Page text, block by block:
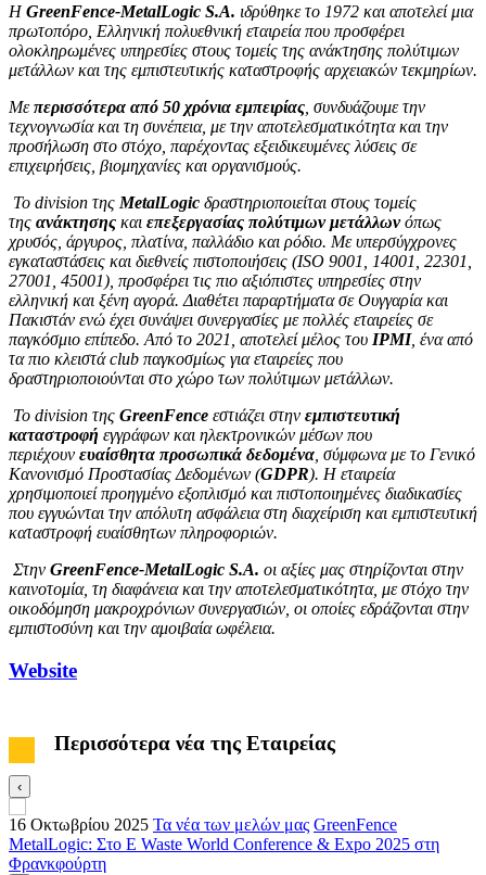
ΗGreenFence-MetalLogic S.A. ιδρύθηκε το 1972 και αποτελεί μια
πρωτοπόρο, Ελληνική πολυεθνική εταιρεία που προσφέρει
ολοκληρωμένες υπηρεσίες στους τομείς της ανάκτησης πολύτιμων
μετάλλων και της εμπιστευτικής καταστροφής αρχειακών τεκμηρίων.
Μεπερισσότερα από 50 χρόνια εμπειρίας , συνδυάζουμε την
τεχνογνωσία και τη συνέπεια, με την αποτελεσματικότητα και την
προσήλωση στο στόχο, παρέχοντας εξειδικευμένες λύσεις σε
επιχειρήσεις, βιομηχανίες και οργανισμούς.
Το division της MetalLogic δραστηριοποιείται στους τομείς
της ανάκτησης και επεξεργασίας πολύτιμων μετάλλωνόπως
χρυσός, άργυρος, πλατίνα, παλλάδιο και ρόδιο. Με υπερσύγχρονες
εγκαταστάσεις και διεθνείς πιστοποιήσεις (ISO 9001, 14001, 22301,
27001, 45001), προσφέρει τις πιο αξιόπιστες υπηρεσίες στην
ελληνική και ξένη αγορά. Διαθέτει παραρτήματα σε Ουγγαρία και
Πακιστάν ενώ έχει συνάψει συνεργασίες με πολλές εταιρείες σε
παγκόσμιο επίπεδο. Από το 2021, αποτελεί μέλος του IPMI, ένα από
τα πιο κλειστάclub παγκοσμίως για εταιρείες που
δραστηριοποιούνται στο χώρο των πολύτιμων μετάλλων.
Το division της GreenFence εστιάζει στην εμπιστευτική
καταστροφή εγγράφων και ηλεκτρονικών μέσων που
περιέχουν ευαίσθητα προσωπικά δεδομένα , σύμφωνα με το Γενικό
Κανονισμό Προστασίας Δεδομένων (GDPR). Η εταιρεία
χρησιμοποιεί προηγμένο εξοπλισμό και πιστοποιημένες διαδικασίες
που εγγυώνται την απόλυτη ασφάλεια στη διαχείριση και εμπιστευτική
καταστροφή ευαίσθητων πληροφοριών.
Στην GreenFence-MetalLogic S.A. οι αξίες μας στηρίζονται στην
καινοτομία, τη διαφάνεια και την αποτελεσματικότητα, με στόχο την
οικοδόμηση μακροχρόνιων συνεργασιών, οι οποίες εδράζονται στην
εμπιστοσύνη και την αμοιβαία ωφέλεια.
Website
Περισσότερα νέα της Εταιρείας
‹
16 Οκτωβρίου 2025 Τα νέα των μελών μας GreenFence
MetalLogic: Στο E Waste World Conference & Expo 2025 στη
Φρανκφούρτη